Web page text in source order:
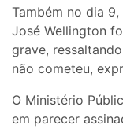
Também no dia
José Wellington
grave,
não cometeu,
O Ministério
em parecer